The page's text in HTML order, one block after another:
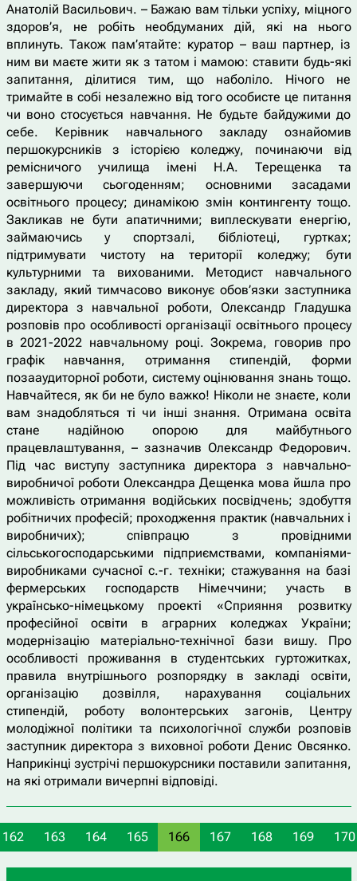
Анатолій Васильович. – Бажаю вам тільки успіху, міцного
здоров’я, не робіть необдуманих дій, які на нього
вплинуть. Також пам’ятайте: куратор – ваш партнер, із
ним ви маєте жити як з татом і мамою: ставити будь-які
запитання, ділитися тим, що наболіло. Нічого не
тримайте в собі незалежно від того особисте це питання
чи воно стосується навчання. Не будьте байдужими до
себе. Керівник навчального закладу ознайомив
першокурсників з історією коледжу, починаючи від
ремісничого училища імені Н.А. Терещенка та
завершуючи сьогоденням; основними засадами
освітнього процесу; динамікою змін контингенту тощо.
Закликав не бути апатичними; виплескувати енергію,
займаючись у спортзалі, бібліотеці, гуртках;
підтримувати чистоту на території коледжу; бути
культурними та вихованими. Методист навчального
закладу, який тимчасово виконує обов’язки заступника
директора з навчальної роботи, Олександр Гладушка
розповів про особливості організації освітнього процесу
в 2021-2022 навчальному році. Зокрема, говорив про
графік навчання, отримання стипендій, форми
позааудиторної роботи, систему оцінювання знань тощо.
Навчайтеся, як би не було важко! Ніколи не знаєте, коли
вам знадобляться ті чи інші знання. Отримана освіта
стане надійною опорою для майбутнього
працевлаштування, – зазначив Олександр Федорович.
Під час виступу заступника директора з навчально-
виробничої роботи Олександра Дещенка мова йшла про
можливість отримання водійських посвідчень; здобуття
робітничих професій; проходження практик (навчальних і
виробничих); співпрацю з провідними
сільськогосподарськими підприємствами, компаніями-
виробниками сучасної с.-г. техніки; стажування на базі
фермерських господарств Німеччини; участь в
українсько-німецькому проекті «Сприяння розвитку
професійної освіти в аграрних коледжах України;
модернізацію матеріально-технічної бази вишу. Про
особливості проживання в студентських гуртожитках,
правила внутрішнього розпорядку в закладі освіти,
організацію дозвілля, нарахування соціальних
стипендій, роботу волонтерських загонів, Центру
молодіжної політики та психологічної служби розповів
заступник директора з виховної роботи Денис Овсянко.
Наприкінці зустрічі першокурсники поставили запитання,
на які отримали вичерпні відповіді.
162 163 164 165 166 167 168 169 170